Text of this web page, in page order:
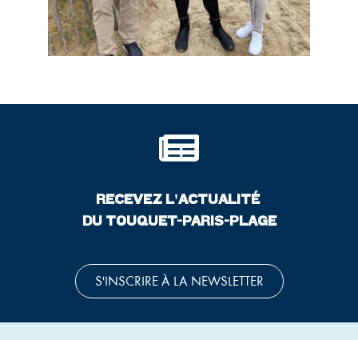
RECEVEZ L’ACTUALITÉ
DU TOUQUET-PARIS-PLAGE
S'INSCRIRE À LA NEWSLETTER